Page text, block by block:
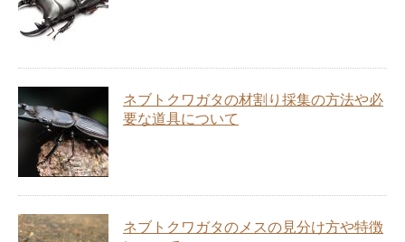
ネブトクワガタの材割り採集の方法や必
要な道具について
ネブトクワガタのメスの見分け方や特徴